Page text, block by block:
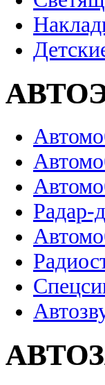
Радар-